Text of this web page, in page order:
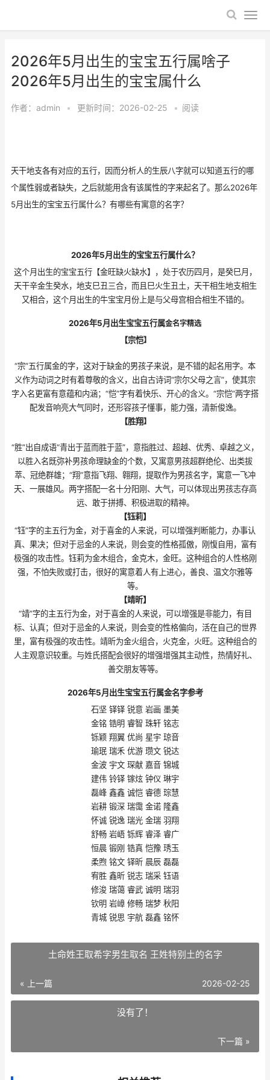
2026年5月出生的宝宝五行属啥子
2026年5月出生的宝宝属什么
作者： admin • 更新时间：2026-02-25 • 阅读
天干地支各有对应的五行，因而分析人的生辰八字就可以知道五行的哪
个属性弱或者缺失，之后就能用含有该属性的字来起名了。那么2026年
5月出生的宝宝五行属什么？有哪些有寓意的名字？
2026年5月出生的宝宝五行属什么？
这个月出生的宝宝五行【金旺缺火缺水】，处于农历四月，是癸巳月，
天干辛金生癸水，地支巳丑三合，而且巳火生丑土，天干相生地支相生
又相合，这个月出生的牛宝宝月份上是与父母宫相合相生不错的。
2026年5月出生宝宝五行属金名字精选
【宗恺】
“宗”五行属金的字，这对于缺金的男孩子来说，是不错的起名用字。本
义作为动词之时有着尊敬的含义，出自古诗词“宗尔父母之言”，使其宗
字入名更富有意蕴和内涵；“恺”字有着快乐、开心的含义。“宗恺”两字搭
配发音响亮大气同时，还形容孩子懂事，能力强，清新俊逸。
【胜翔】
“胜”出自成语“青出于蓝而胜于蓝”，意指胜过、超越、优秀、卓越之义，
以胜入名既弥补男孩命理缺金的个数，又寓意男孩超群绝伦、出类拔
萃、冠绝群雄；“翔”意指飞翔、翱翔，提取作为男孩名字，寓意一飞冲
天、一展雄风。两字搭配一名十分阳刚、大气，可以体现出男孩志存高
远、敢于拼搏、积极进取的精神。
【钰莉】
“钰”字的主五行为金，对于喜金的人来说，可以增强判断能力，办事认
真、果决；但对于忌金的人来说，则会变的性格孤傲，刚愎自用，富有
极强的攻击性。钰莉为金木组合，金克木，金旺。这种组合的人性格刚
强，不怕失败或打击，很好的寓意着人有上进心，善良、温文尔雅等
等。
【靖昕】
“靖”字的主五行为金，对于喜金的人来说，可以增强是非能力，有目
标、认真；但对于忌金的人来说，则会变的性格偏向，活在自己的世界
里，富有极强的攻击性。靖昕为金火组合，火克金，火旺。这种组合的
人主观意识较重。与姓氏搭配会很好的增强增强其主动性，热情好礼、
善交朋友等等。
2026年5月出生宝宝五行属金名字参考
石坚 铎铎 锐意 岩画 墨美
金铭 锆明 睿智 珠轩 铭志
铄颖 翔翼 优尚 星宇 琼音
瑜珉 瑞禾 优游 瓒文 锐达
金波 宇文 琛献 嘉音 锦城
建伟 铃铎 镓炫 钟仪 琳宇
磊峰 鑫鑫 诚恺 睿德 琮慧
岩耕 锻深 瑞霭 金诺 隆鑫
怀诚 锐逸 瑞光 金瑞 羽翔
舒畅 岩峿 铄辉 睿泽 睿广
恒晨 锻刚 锆真 恺豫 琇玉
柔煦 铭文 铎昕 晨辰 磊磊
宥胜 鑫昕 锐志 瑞采 钰语
修浚 瑞蔼 睿武 诚明 瑞羽
钦明 岩嶂 修畅 瑞梦 秋阳
青城 锐思 宇航 磊鑫 铭怀
土命姓王取希字男生取名 王姓特别土的名字
« 上一篇 2026-02-25
没有了！
下一篇 »